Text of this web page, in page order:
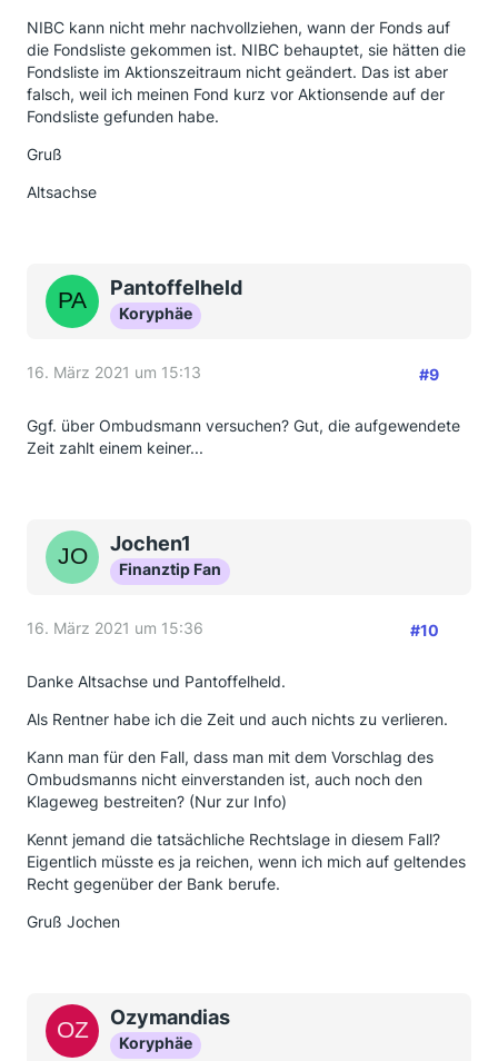
NIBC kann nicht mehr nachvollziehen, wann der Fonds auf
die Fondsliste gekommen ist. NIBC behauptet, sie hätten die
Fondsliste im Aktionszeitraum nicht geändert. Das ist aber
falsch, weil ich meinen Fond kurz vor Aktionsende auf der
Fondsliste gefunden habe.
Gruß
Altsachse
Pantoffelheld
Koryphäe
16. März 2021 um 15:13 #9
Ggf. über Ombudsmann versuchen? Gut, die aufgewendete
Zeit zahlt einem keiner...
Jochen1
Finanztip Fan
16. März 2021 um 15:36 #10
Danke Altsachse und Pantoffelheld.
Als Rentner habe ich die Zeit und auch nichts zu verlieren.
Kann man für den Fall, dass man mit dem Vorschlag des
Ombudsmanns nicht einverstanden ist, auch noch den
Klageweg bestreiten? (Nur zur Info)
Kennt jemand die tatsächliche Rechtslage in diesem Fall?
Eigentlich müsste es ja reichen, wenn ich mich auf geltendes
Recht gegenüber der Bank berufe.
Gruß Jochen
Ozymandias
Koryphäe